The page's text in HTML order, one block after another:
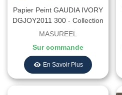
Papier Peint GAUDIA IVORY
DGJOY2011 300 - Collection
JOY - MASUREEL - REF.
MASUREEL
Sur commande
En Savoir Plus